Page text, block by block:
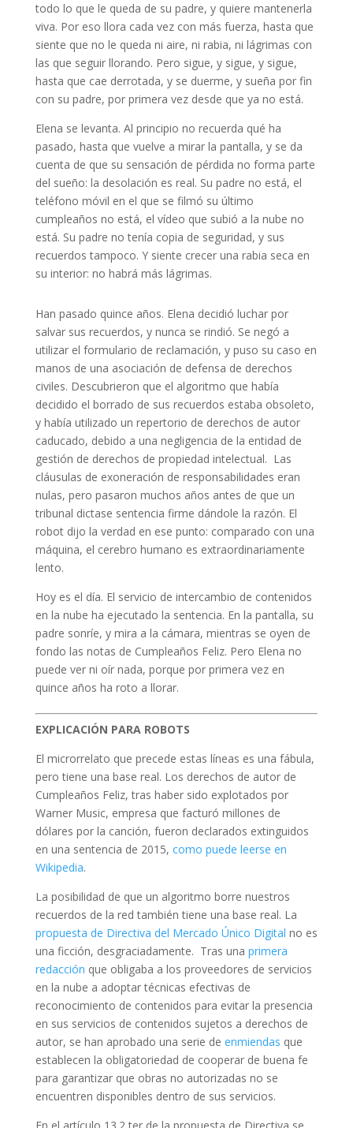
todo lo que le queda de su padre, y quiere mantenerla
viva. Por eso llora cada vez con más fuerza, hasta que
siente que no le queda ni aire, ni rabia, ni lágrimas con
las que seguir llorando. Pero sigue, y sigue, y sigue,
hasta que cae derrotada, y se duerme, y sueña por fin
con su padre, por primera vez desde que ya no está.
Elena se levanta. Al principio no recuerda qué ha
pasado, hasta que vuelve a mirar la pantalla, y se da
cuenta de que su sensación de pérdida no forma parte
del sueño: la desolación es real. Su padre no está, el
teléfono móvil en el que se filmó su último
cumpleaños no está, el vídeo que subió a la nube no
está. Su padre no tenía copia de seguridad, y sus
recuerdos tampoco. Y siente crecer una rabia seca en
su interior: no habrá más lágrimas.
Han pasado quince años. Elena decidió luchar por
salvar sus recuerdos, y nunca se rindió. Se negó a
utilizar el formulario de reclamación, y puso su caso en
manos de una asociación de defensa de derechos
civiles. Descubrieron que el algoritmo que había
decidido el borrado de sus recuerdos estaba obsoleto,
y había utilizado un repertorio de derechos de autor
caducado, debido a una negligencia de la entidad de
gestión de derechos de propiedad intelectual. Las
cláusulas de exoneración de responsabilidades eran
nulas, pero pasaron muchos años antes de que un
tribunal dictase sentencia firme dándole la razón. El
robot dijo la verdad en ese punto: comparado con una
máquina, el cerebro humano es extraordinariamente
lento.
Hoy es el día. El servicio de intercambio de contenidos
en la nube ha ejecutado la sentencia. En la pantalla, su
padre sonríe, y mira a la cámara, mientras se oyen de
fondo las notas de Cumpleaños Feliz. Pero Elena no
puede ver ni oír nada, porque por primera vez en
quince años ha roto a llorar.
EXPLICACIÓN PARA ROBOTS
El microrrelato que precede estas líneas es una fábula,
pero tiene una base real. Los derechos de autor de
Cumpleaños Feliz, tras haber sido explotados por
Warner Music, empresa que facturó millones de
dólares por la canción, fueron declarados extinguidos
en una sentencia de 2015, como puede leerse en
Wikipedia.
La posibilidad de que un algoritmo borre nuestros
recuerdos de la red también tiene una base real. La
propuesta de Directiva del Mercado Único Digital no es
una ficción, desgraciadamente. Tras una primera
redacción que obligaba a los proveedores de servicios
en la nube a adoptar técnicas efectivas de
reconocimiento de contenidos para evitar la presencia
en sus servicios de contenidos sujetos a derechos de
autor, se han aprobado una serie de enmiendas que
establecen la obligatoriedad de cooperar de buena fe
para garantizar que obras no autorizadas no se
encuentren disponibles dentro de sus servicios.